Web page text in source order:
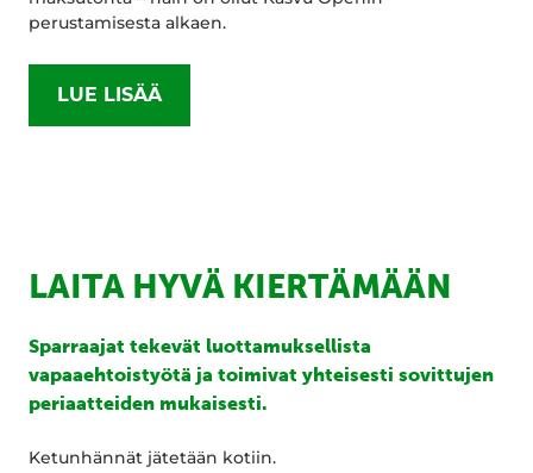
perustamisesta alkaen.
LUE LISÄÄ
LAITA HYVÄ KIERTÄMÄÄN
Sparraajat tekevät luottamuksellista
vapaaehtoistyötä ja toimivat yhteisesti sovittujen
periaatteiden mukaisesti.
Ketunhännät jätetään kotiin.